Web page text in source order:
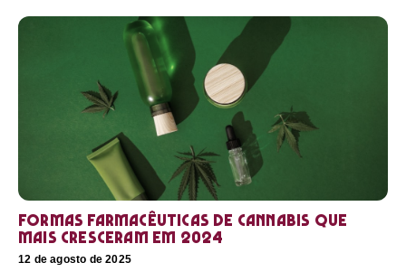
Formas farmacêuticas de cannabis que
mais cresceram em 2024
12 de agosto de 2025